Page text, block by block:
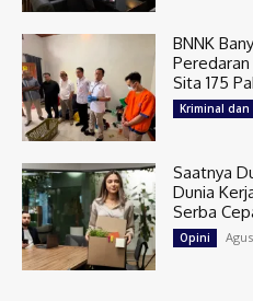
BNNK
Sita 175
Kriminal dan
Saatnya
Dunia
Serba
Opini